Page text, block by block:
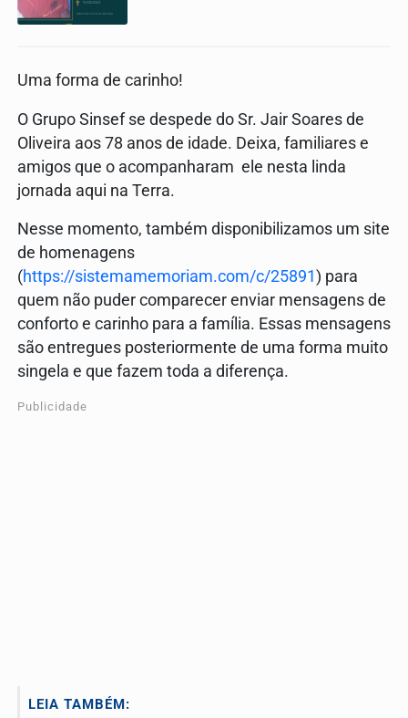
Uma forma de carinho!
O Grupo Sinsef se despede do Sr. Jair Soares de
Oliveira aos 78 anos de idade. Deixa, familiares e
amigos que o acompanharam ele nesta linda
jornada aqui na Terra.
Nesse momento, também disponibilizamos um site
de homenagens
(https://sistemamemoriam.com/c/25891) para
quem não puder comparecer enviar mensagens de
conforto e carinho para a família. Essas mensagens
são entregues posteriormente de uma forma muito
singela e que fazem toda a diferença.
Publicidade
LEIA TAMBÉM: